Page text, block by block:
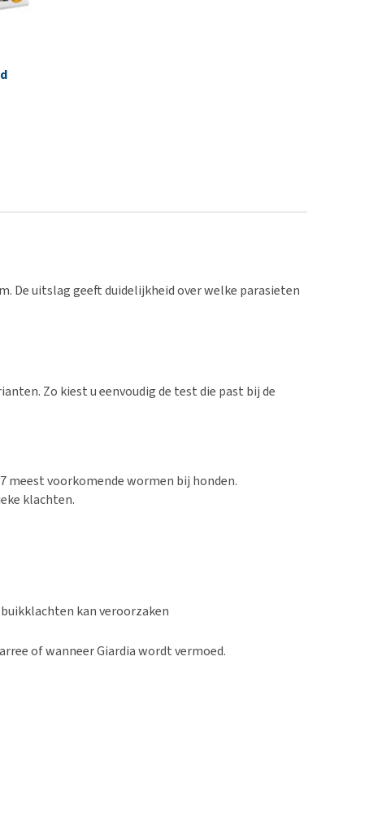
De uitslag geeft duidelijkheid over welke parasieten
Zo kiest u eenvoudig de test die past bij de
voorkomende wormen bij honden.
klachten.
kan veroorzaken
of wanneer Giardia wordt vermoed.